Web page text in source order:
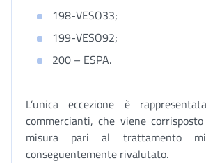
198-VESO33;
199-VESO92;
200 – ESPA.
L’unica eccezione è
commercianti, che viene
misura pari al trattamento
conseguentemente rivalutato.